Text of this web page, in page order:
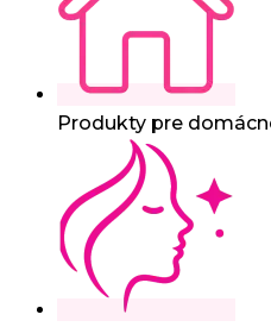
Produkty pre